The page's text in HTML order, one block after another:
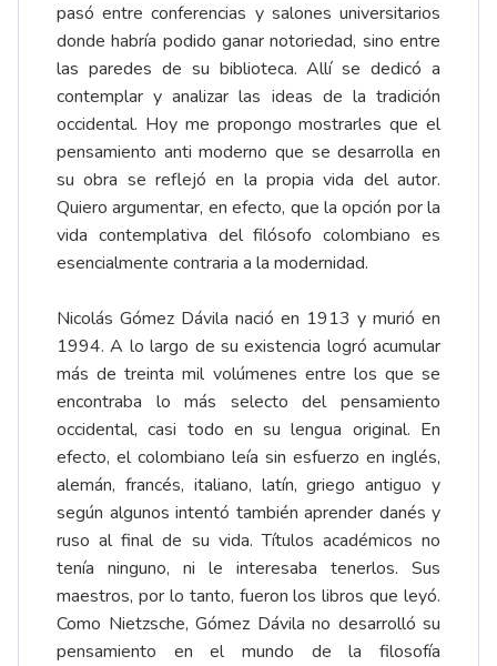
pasó entre conferencias y salones universitarios
donde habría podido ganar notoriedad, sino entre
las paredes de su biblioteca. Allí se dedicó a
contemplar y analizar las ideas de la tradición
occidental. Hoy me propongo mostrarles que el
pensamiento anti moderno que se desarrolla en
su obra se reflejó en la propia vida del autor.
Quiero argumentar, en efecto, que la opción por la
vida contemplativa del filósofo colombiano es
esencialmente contraria a la modernidad.
Nicolás Gómez Dávila nació en 1913 y murió en
1994. A lo largo de su existencia logró acumular
más de treinta mil volúmenes entre los que se
encontraba lo más selecto del pensamiento
occidental, casi todo en su lengua original. En
efecto, el colombiano leía sin esfuerzo en inglés,
alemán, francés, italiano, latín, griego antiguo y
según algunos intentó también aprender danés y
ruso al final de su vida. Títulos académicos no
tenía ninguno, ni le interesaba tenerlos. Sus
maestros, por lo tanto, fueron los libros que leyó.
Como Nietzsche, Gómez Dávila no desarrolló su
pensamiento en el mundo de la filosofía